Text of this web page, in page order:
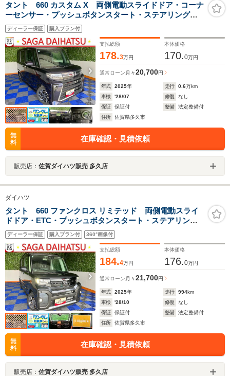
タント 660 カスタム X 両側電動スライドドア・コーナ
ーセンサー・プッシュボタンスタート・ステアリングス
イッチ・オートエアコン・キーフリー・ベンチシート・
シートヒーター・アルミホイール・バックカメラ対応・
パワーウィンドウ
ディーラー保証 購入プラン付
支払総額
178.3万円
本体価格
170.0万円
通常ローン 月々20,700円
年式 2025年 走行 0.6万km
車検
'28/07 修復
なし
保証
保証付 整備
法定整備付
住所
佐賀県多久市
無
料
在庫確認・見積依頼
販売店： 佐賀ダイハツ販売 多久店
ダイハツ
タント 660 ファンクロス リミテッド 両側電動スライ
ドドア・ETC・プッシュボタンスタート・ステアリング
スイッチ・オートエアコン・キーフリー・コーナーセン
サー・アルミホイール・シートヒーター・パワーウィン
ドウ
ディーラー保証 購入プラン付 360°画像付
支払総額
184.4万円
本体価格
176.0万円
通常ローン 月々21,700円
年式 2025年 走行 994km
車検
'28/10 修復
なし
保証
保証付 整備
法定整備付
住所
佐賀県多久市
無
料
在庫確認・見積依頼
販売店： 佐賀ダイハツ販売 多久店